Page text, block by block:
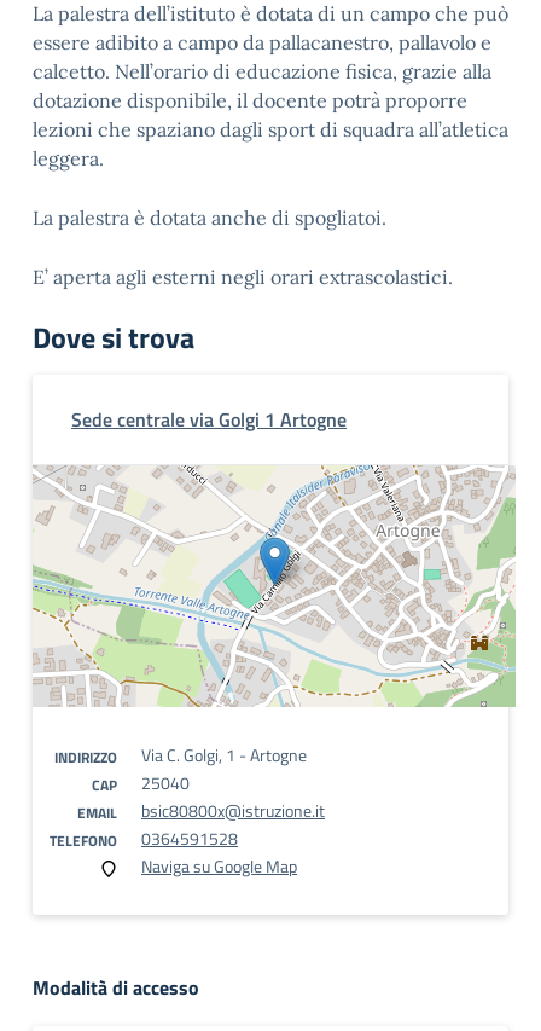
La palestra dell’istituto è dotata di un campo che può
essere adibito a campo da pallacanestro, pallavolo e
calcetto. Nell’orario di educazione fisica, grazie alla
dotazione disponibile, il docente potrà proporre
lezioni che spaziano dagli sport di squadra all’atletica
leggera.
La palestra è dotata anche di spogliatoi.
E’ aperta agli esterni negli orari extrascolastici.
Dove si trova
Sede centrale via Golgi 1 Artogne
INDIRIZZO Via C. Golgi, 1 - Artogne
CAP 25040
EMAIL bsic80800x@istruzione.it
TELEFONO
0364591528
Naviga su Google Map
Modalità di accesso